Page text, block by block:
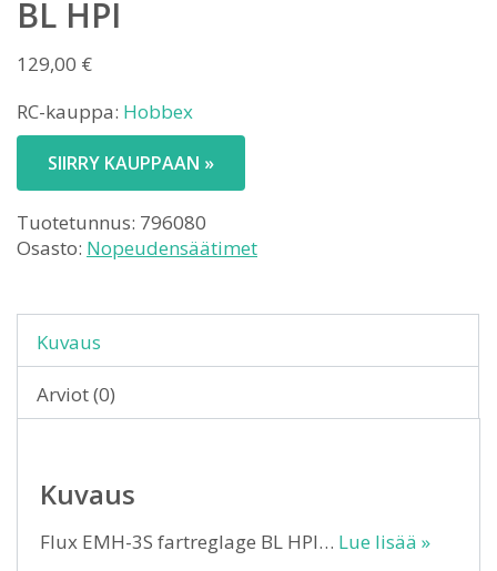
BL HPI
129,00 €
RC-kauppa: Hobbex
SIIRRY KAUPPAAN »
Tuotetunnus: 796080
Osasto: Nopeudensäätimet
Kuvaus
Arviot (0)
Kuvaus
Flux EMH-3S fartreglage BL HPI… Lue lisää »